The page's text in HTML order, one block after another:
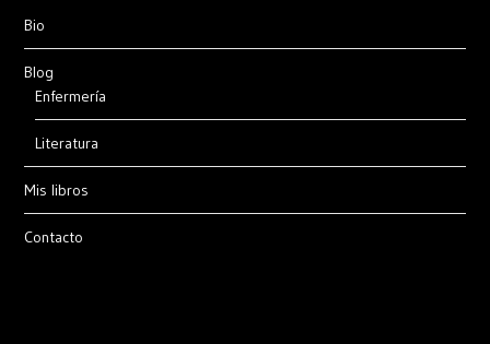
Bio
Blog
Enfermería
Literatura
Mis libros
Contacto